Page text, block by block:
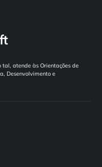
atende às Orientações de
Desenvolvimento e